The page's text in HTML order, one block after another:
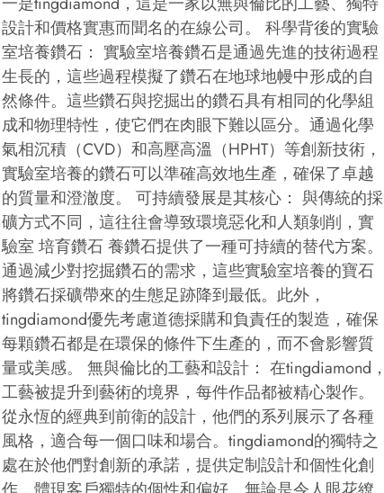
設計和價格實惠而聞名的在線公司。 科學背後的實驗
室培養鑽石： 實驗室培養鑽石是通過先進的技術過程
生長的，這些過程模擬了鑽石在地球地幔中形成的自
然條件。這些鑽石與挖掘出的鑽石具有相同的化學組
成和物理特性，使它們在肉眼下難以區分。通過化學
氣相沉積（CVD）和高壓高溫（HPHT）等創新技術，
實驗室培養的鑽石可以準確高效地生產，確保了卓越
的質量和澄澈度。 可持續發展是其核心： 與傳統的採
礦方式不同，這往往會導致環境惡化和人類剝削，實
驗室 培育鑽石 養鑽石提供了一種可持續的替代方案。
通過減少對挖掘鑽石的需求，這些實驗室培養的寶石
將鑽石採礦帶來的生態足跡降到最低。此外，
tingdiamond優先考慮道德採購和負責任的製造，確保
每顆鑽石都是在環保的條件下生產的，而不會影響質
量或美感。 無與倫比的工藝和設計： 在tingdiamond，
工藝被提升到藝術的境界，每件作品都被精心製作。
從永恆的經典到前衛的設計，他們的系列展示了各種
風格，適合每一個口味和場合。tingdiamond的獨特之
處在於他們對創新的承諾，提供定制設計和個性化創